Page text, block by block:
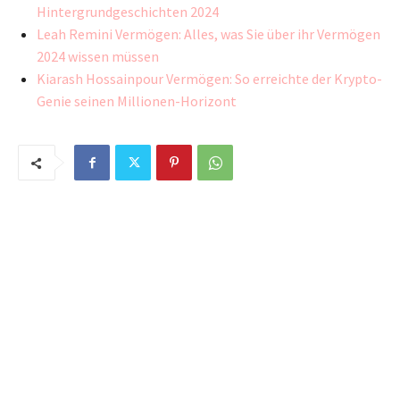
Hintergrundgeschichten 2024
Leah Remini Vermögen: Alles, was Sie über ihr Vermögen
2024 wissen müssen
Kiarash Hossainpour Vermögen: So erreichte der Krypto-
Genie seinen Millionen-Horizont